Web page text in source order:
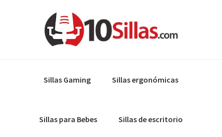
Sillas Gaming Sillas ergonómicas
Sillas para Bebes Sillas de escritorio